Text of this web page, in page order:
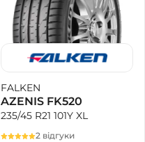
+38 (098) 911-911-4
- на Калиновій
+38 (077) 7-184-184
- Донецьке шосе
+38 (050)-911-911-2
- Щепкіна
+38 (099)-643-33-77
- Тополь
FALKEN
AZENIS FK520
235/45 R21 101Y XL
2 відгуки